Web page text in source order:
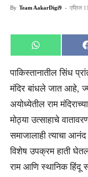
By Team AakarDigi9 - एप्रिल
Share
on
WhatsApp
पाकिस्तानातील सिंध
मंदिर बांधले जात आहे,
अयोध्येतील राम
मोठ्या उत्साहाचे
समाजालाही त्याचा आनंद
विशेष उपक्रम हाती
राम आणि स्थानिक हिंदू